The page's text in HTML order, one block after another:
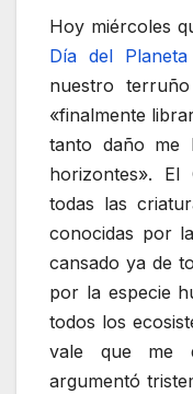
Hoy miércoles
Día del
nuestro
«finalmente
tanto daño me
horizontes».
todas las
conocidas por
cansado ya de
por la especie
todos los
vale que me
argumentó